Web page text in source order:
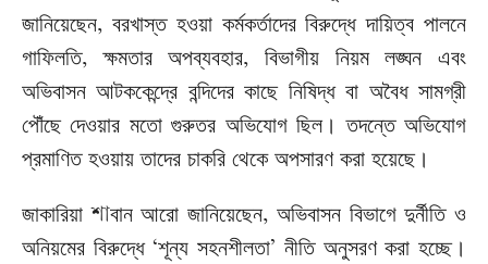
জানিয়েছেন, বরখাস্ত হওয়া কর্মকর্তাদের বিরুদ্ধে দায়িত্ব পালনে
গাফিলতি,ক্ষমতার অপব্যবহার,বিভাগীয় নিয়ম লঙ্ঘন
এবং
অভিবাসন আটককেন্দ্রে বন্দিদের কাছে নিষিদ্ধ বা অবৈধ সামগ্রী
পৌঁছে দেওয়ার মতো গুরুতর অভিযোগ ছিল। তদন্তে অভিযোগ
প্রমাণিত হওয়ায় তাদের চাকরি থেকে অপসারণ করা হয়েছে।
জাকারিয়া শাবান আরো জানিয়েছেন, অভিবাসন বিভাগে দুর্নীতি ও
অনিয়মের বিরুদ্ধে‘শূন্য সহনশীলতা’ নীতি অনুসরণ করা হচ্ছে।